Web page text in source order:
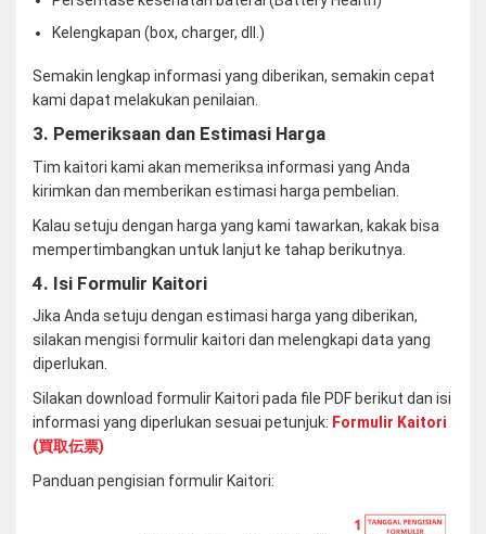
Kelengkapan (box, charger, dll.)
Semakin lengkap informasi yang diberikan, semakin cepat
kami dapat melakukan penilaian.
3. Pemeriksaan dan Estimasi Harga
Tim kaitori kami akan memeriksa informasi yang Anda
kirimkan dan memberikan estimasi harga pembelian.
Kalau setuju dengan harga yang kami tawarkan, kakak bisa
mempertimbangkan untuk lanjut ke tahap berikutnya.
4. Isi Formulir Kaitori
Jika Anda setuju dengan estimasi harga yang diberikan,
silakan mengisi formulir kaitori dan melengkapi data yang
diperlukan.
Silakan download formulir Kaitori pada file PDF berikut dan isi
informasi yang diperlukan sesuai petunjuk: Formulir Kaitori
(買取伝票)
Panduan pengisian formulir Kaitori: